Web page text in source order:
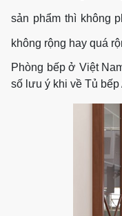
sản phẩm thì không
không rộng hay quá
Phòng bếp ở Việt
số lưu ý khi về Tủ